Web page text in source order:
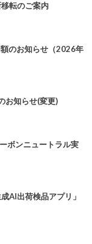
転のご案内
のお知らせ（2026年
お知らせ(変更)
ボンニュートラル実
AI出荷検品アプリ」